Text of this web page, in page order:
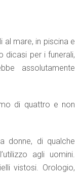
al mare, in piscina e
dicasi per i funerali,
assolutamente
di quattro e non
donne, di qualche
agli uomini.
vistosi. Orologio,